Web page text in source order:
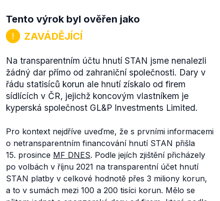
Tento výrok byl ověřen jako
ZAVÁDĚJÍCÍ
Na transparentním účtu hnutí STAN jsme nenalezli
žádný dar přímo od zahraniční společnosti. Dary v
řádu statisíců korun ale hnutí získalo od firem
sídlících v ČR, jejichž koncovým vlastníkem je
kyperská společnost GL&P Investments Limited.
Pro kontext nejdříve uveďme, že s prvními informacemi
o netransparentním financování hnutí STAN přišla
15. prosince MF DNES. Podle jejích zjištění přicházely
po volbách v říjnu 2021 na transparentní účet hnutí
STAN platby v celkové hodnotě přes 3 miliony korun,
a to v sumách mezi 100 a 200 tisíci korun. Mělo se